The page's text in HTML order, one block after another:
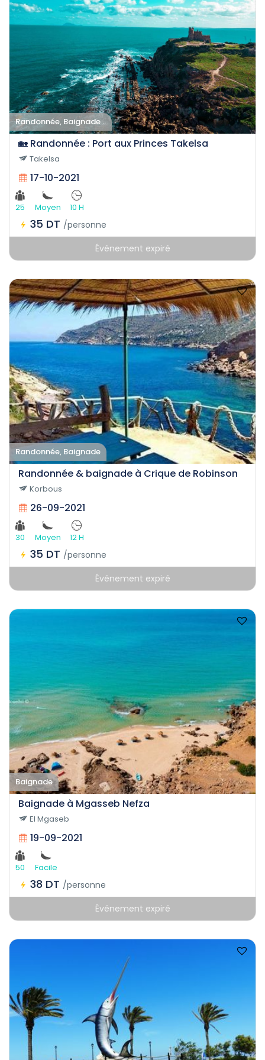
Randonnée, Baignade ..
🏡 Randonnée : Port aux Princes Takelsa
Takelsa
17-10-2021
25 Moyen 10 H
35 DT /personne
Événement expiré
Randonnée, Baignade
Randonnée & baignade à Crique de Robinson
Korbous
26-09-2021
30 Moyen 12 H
35 DT /personne
Événement expiré
Baignade
Baignade à Mgasseb Nefza
El Mgaseb
19-09-2021
50 Facile
38 DT /personne
Événement expiré